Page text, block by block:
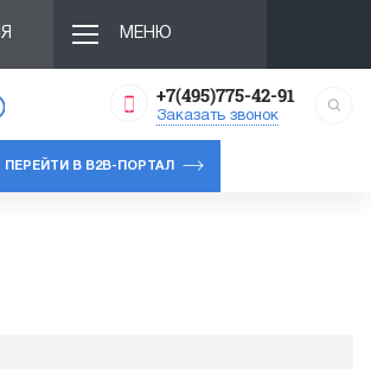
МЕНЮ
+7(495)775-42-91
Заказать звонок
ПЕРЕЙТИ В B2B-ПОРТАЛ